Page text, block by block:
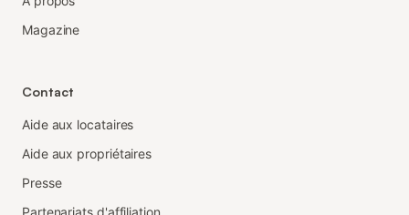
Magazine
Contact
Aide aux locataires
Aide aux propriétaires
Presse
Partenariats d'affiliation